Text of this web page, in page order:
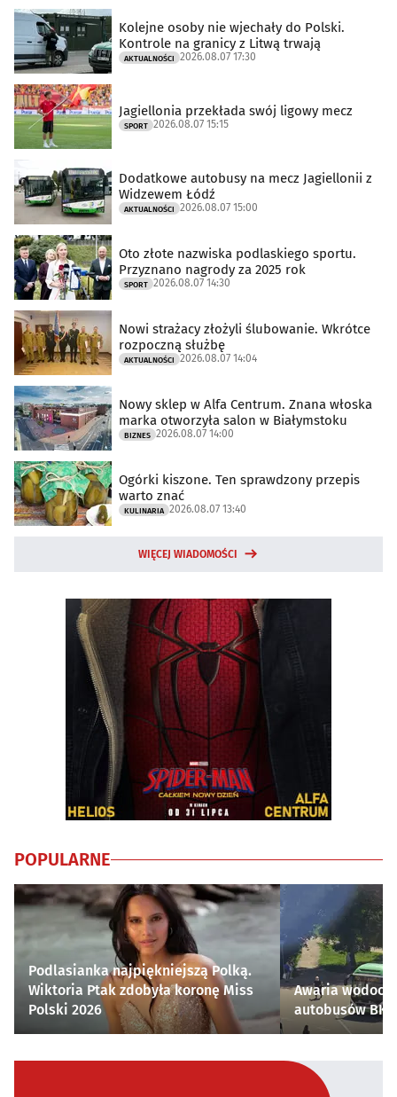
Kolejne osoby nie wjechały do Polski.
Kontrole na granicy z Litwą trwają
AKTUALNOŚCI 2026.08.07 17:30
Jagiellonia przekłada swój ligowy mecz
SPORT 2026.08.07 15:15
Dodatkowe autobusy na mecz Jagiellonii z
Widzewem Łódź
AKTUALNOŚCI 2026.08.07 15:00
Oto złote nazwiska podlaskiego sportu.
Przyznano nagrody za 2025 rok
SPORT 2026.08.07 14:30
Nowi strażacy złożyli ślubowanie. Wkrótce
rozpoczną służbę
AKTUALNOŚCI 2026.08.07 14:04
Nowy sklep w Alfa Centrum. Znana włoska
marka otworzyła salon w Białymstoku
BIZNES 2026.08.07 14:00
Ogórki kiszone. Ten sprawdzony przepis
warto znać
KULINARIA 2026.08.07 13:40
WIĘCEJ WIADOMOŚCI
POPULARNE
Podlasianka najpiękniejszą Polką.
Wiktoria Ptak zdobyła koronę Miss
Polski 2026
Awaria
autobusów